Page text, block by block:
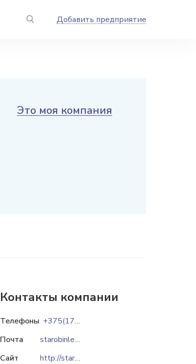
Добавить предприятие
Это моя компания
Контакты компании
Телефоны
+375(174)29-65-39
Почта
starobinles@mail.ru
Сайт
http://starobinleshoz.by